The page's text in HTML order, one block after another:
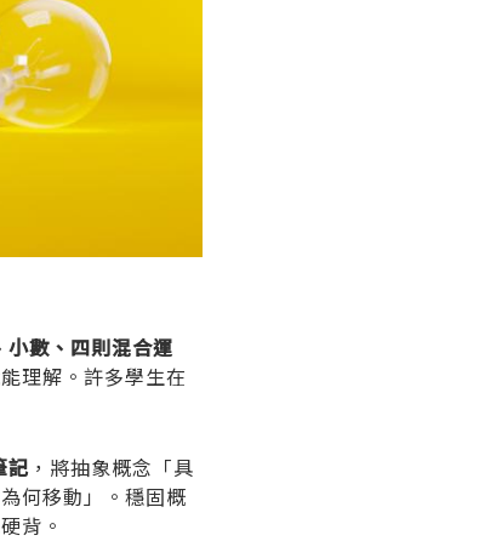
小數、四則混合運
理解。許多學生在
記 ，將抽象概念「具
何移動」。穩固概
背。